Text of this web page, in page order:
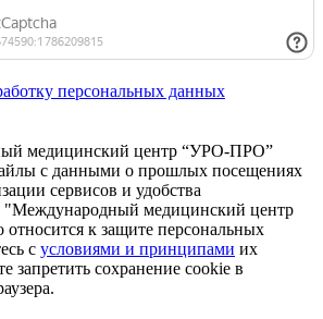
персональных данных
медицинский центр “УРО-ПРО”
с данными о прошлых посещениях
сервисов и удобства
"Международный медицинский центр
к защите персональных
с условиями и принципами их
запретить сохранение cookie в